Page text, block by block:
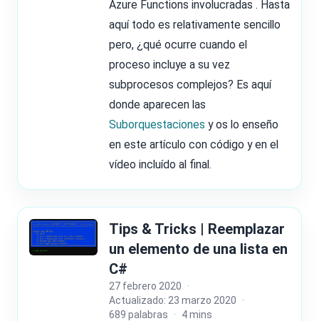
Azure Functions involucradas . Hasta
aquí todo es relativamente sencillo
pero, ¿qué ocurre cuando el
proceso incluye a su vez
subprocesos complejos? Es aquí
donde aparecen las
Suborquestaciones y os lo enseño
en este artículo con código y en el
vídeo incluído al final.
Tips & Tricks | Reemplazar
un elemento de una lista en
C#
27 febrero 2020 ·
Actualizado: 23 marzo 2020 ·
689 palabras · 4 mins